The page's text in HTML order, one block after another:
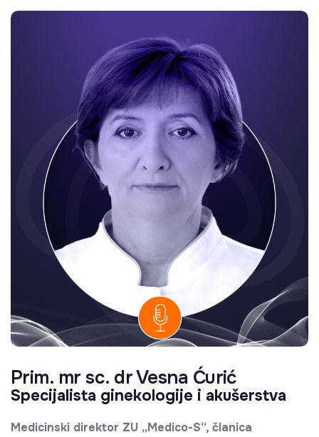
Prim. mr sc. dr Vesna Ćurić
Specijalista ginekologije i akušerstva
Medicinski direktor ZU „Medico-S“, članica